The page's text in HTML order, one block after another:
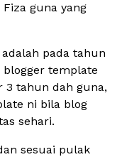
guna yang
pada tahun
blogger template
3 tahun dah guna,
ni bila blog
sehari.
sesuai pulak